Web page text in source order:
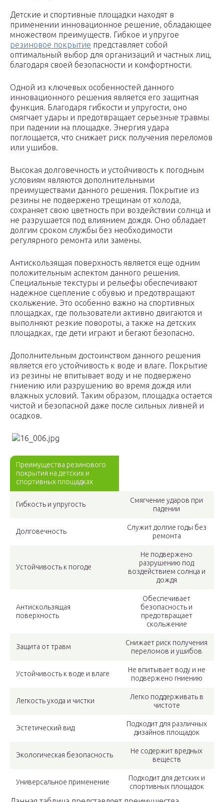
Детские и спортивные площадки находят в
применении инновационное решение, обладающее
множеством преимуществ. Гибкое и упругое
резиновое покрытие представляет собой
оптимальный выбор для организаций и частных лиц,
благодаря своей безопасности и комфортности.
Одной из ключевых особенностей данного
инновационного решения является его защитная
функция. Благодаря гибкости и упругости, оно
смягчает удары и предотвращает серьезные травмы
при падении на площадке. Энергия удара
поглощается, что снижает риск получения переломов
или ушибов.
Высокая долговечность и устойчивость к погодным
условиям являются дополнительными
преимуществами данного решения. Покрытие из
резины не подвержено трещинам от холода,
сохраняет свою цветность при воздействии солнца и
не разрушается под влиянием дождя. Оно обладает
долгим сроком службы без необходимости
регулярного ремонта или замены.
Антискользящая поверхность является еще одним
положительным аспектом данного решения.
Специальные текстуры и рельефы обеспечивают
надежное сцепление с обувью и предотвращают
скольжение. Это особенно важно на спортивных
площадках, где пользователи активно двигаются и
выполняют резкие повороты, а также на детских
площадках, где дети играют и бегают безопасно.
Дополнительным достоинством данного решения
является его устойчивость к воде и влаге. Покрытие
из резины не впитывает воду и не подвержено
гниению или разрушению во время дождя или
влажных условий. Таким образом, площадка остается
чистой и безопасной даже после сильных ливней и
осадков.
Преимущества резинового
покрытия на детских и
спортивных площадках
Гибкость и упругость
Смягчение ударов при
падении
Долговечность
Служит долгие годы без
ремонта
Устойчивость к погоде
Не подвержено
разрушению под
воздействием солнца и
дождя
Антискользящая
поверхность
Обеспечивает
безопасность и
предотвращает
скольжение
Защита от травм
Снижает риск получения
переломов и ушибов
Устойчивость к воде и влаге
Не впитывает воду и не
подвержено гниению
Легкость ухода и чистки
Легко поддерживать в
чистоте
Эстетический вид
Подходит для различных
дизайнов площадок
Экологическая безопасность
Не содержит вредных
веществ
Универсальное применение
Подходит для детских и
спортивных площадок